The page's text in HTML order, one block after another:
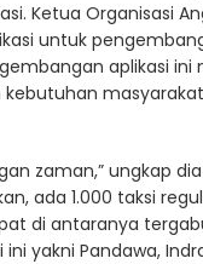
Ketua Organisasi
untuk
aplikasi
zaman,” ungkap
ada 1.000 taksi
di antaranya
yakni Pandawa,